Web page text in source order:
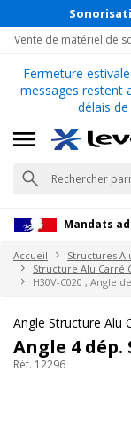
Vente de matériel de
Fermeture
messages restent
délais
Mandats
Accueil Structures
Structure Alu Carré
H30V-C020 , Angle
Angle Structure Alu
Angle 4
Réf. 12296